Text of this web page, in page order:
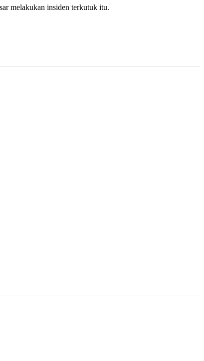
melakukan insiden terkutuk itu.